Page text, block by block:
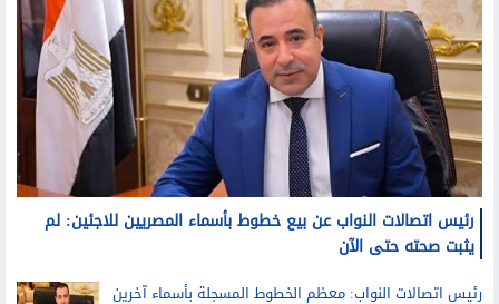
رئيس اتصالات النواب عن بيع خطوط بأسماء المصريين للاجئين: لم
يثبت صحته حتى الآن
رئيس اتصالات النواب: معظم الخطوط المسجلة بأسماء آخرين